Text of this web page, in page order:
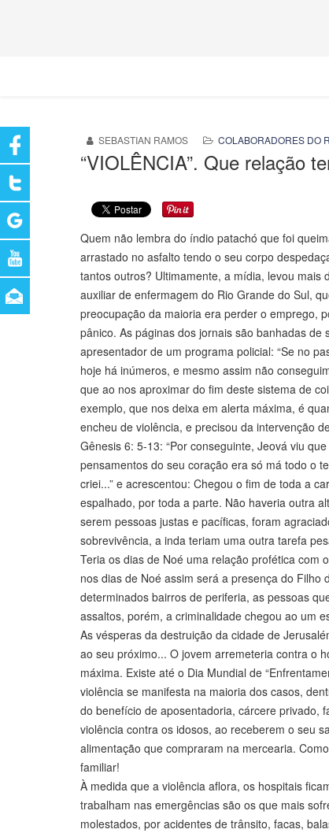
SEBASTIAN RAMOS COLABORADORES DO
“VIOLÊNCIA”. Que relação
Quem não lembra do índio patachó que foi
arrastado no asfalto tendo o seu corpo
tantos outros? Ultimamente, a mídia, levou
auxiliar de enfermagem do Rio Grande do Sul,
preocupação da maioria era perder o emprego,
pânico. As páginas dos jornais são banhadas
apresentador de um programa policial: “Se no
hoje há inúmeros, e mesmo assim não
que ao nos aproximar do fim deste sistema de
exemplo, que nos deixa em alerta máxima, é
encheu de violência, e precisou da intervenção
Gênesis 6: 5-13: “Por conseguinte, Jeová viu
pensamentos do seu coração era só má todo o
criei...” e acrescentou: Chegou o fim de toda a
espalhado, por toda a parte. Não haveria outra
serem pessoas justas e pacíficas, foram
sobrevivência, a inda teriam uma outra tarefa
Teria os dias de Noé uma relação profética com
nos dias de Noé assim será a presença do Filho
determinados bairros de periferia, as pessoas
assaltos, porém, a criminalidade chegou ao
As vésperas da destruição da cidade de
ao seu próximo... O jovem arremeteria contra o
máxima. Existe até o Dia Mundial de
violência se manifesta na maioria dos casos,
do benefício de aposentadoria, cárcere privado,
violência contra os idosos, ao receberem o seu
alimentação que compraram na mercearia.
familiar!
À medida que a violência aflora, os hospitais
trabalham nas emergências são os que mais
molestados, por acidentes de trânsito, facas,